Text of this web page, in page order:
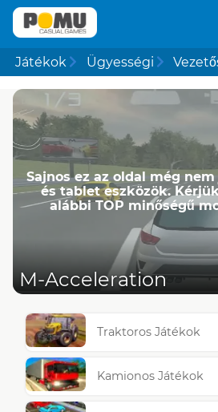
Játékok Ügyességi
Sajnos ez az oldal még
és tablet eszközök.
alábbi TOP minőségű
M-Acceleration
Traktoros Játékok
Kamionos Játékok